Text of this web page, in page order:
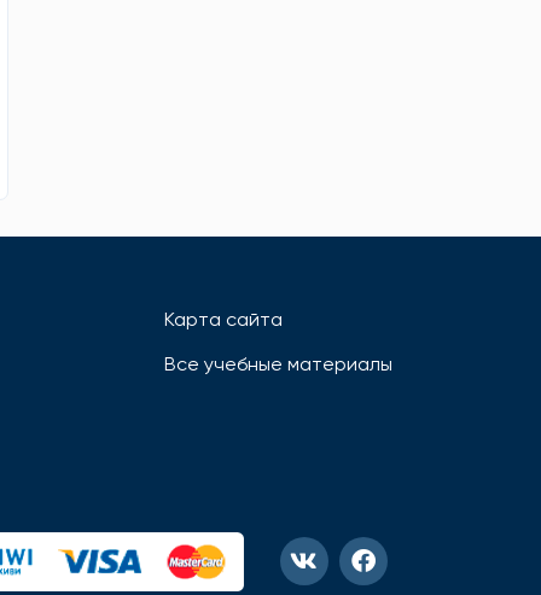
Карта сайта
Все учебные материалы